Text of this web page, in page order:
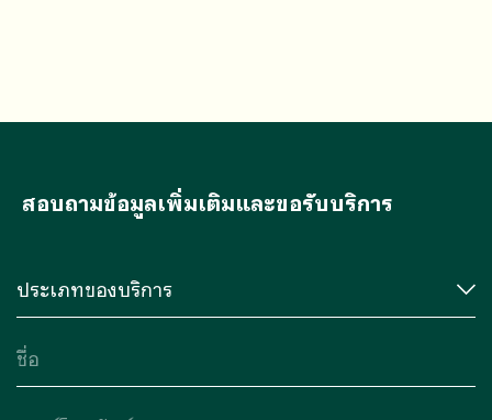
สอบถามข้อมูลเพิ่มเติมและขอรับบริการ